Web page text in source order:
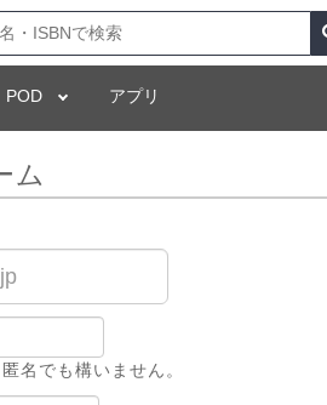
POD アプリ
ム
名でも構いません。